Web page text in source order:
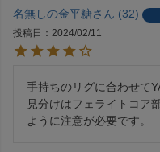
名無しの金平糖 32
投稿日
2024/02/11
手持ちのリグに合わせて
見分けはフェライトコア
ように注意が必要です。